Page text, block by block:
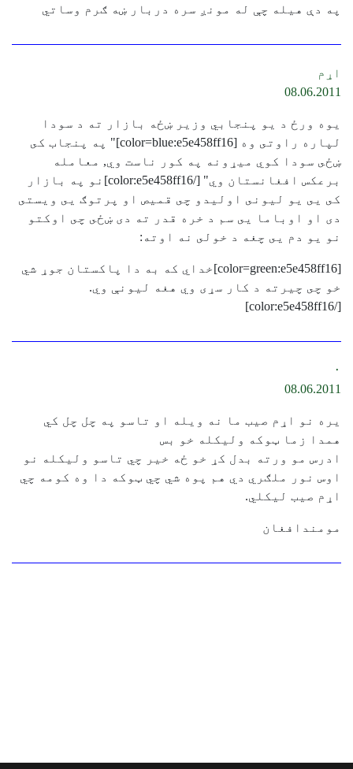
په دې هيله چې له مونږ سره دربار ښه ګرم وساتي
اړم
08.06.2011
يوه ورځ د يو پنجابي وزير ښځه بازار ته د سودا
لپاره راوتى وه [color=blue:e5e458ff16]" په پنجاب كى
ښځى سودا كوي ميړونه په كور ناست وي, معامله
برعكس افغانستان وي" [/color:e5e458ff16]نو په بازار
كى يى يو ليونى اوليدو چى قميص او پرتوګ يى ويستى
دى او اوباما يى سم د خره قدر ته دى ښځى چى اوكتو
نو يو دم يى چغه د خولى نه اوته:
[color=green:e5e458ff16]خداي كه به دا پاكستان جوړ شي
خو چى چيرته د كار سړی وي هغه ليونې وي.
[/color:e5e458ff16]
۰
08.06.2011
یره نو اړم صیب ما نه ویله او تاسو په چل چل کي
همدا زما ټوکه ولیکله خو بس
ادرس مو ورته بدل کړ خو ځه خیر چي تاسو ولیکله نو
اوس نور ملګري دي هم پوه شي چي ټوکه دا وه کومه چي
اړم صیب لیکلي.
مومندافغان